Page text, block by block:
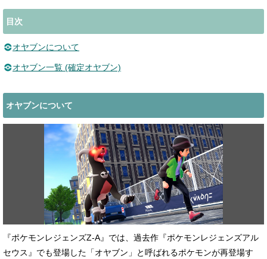
目次
オヤブンについて
オヤブン一覧 (確定オヤブン)
オヤブンについて
『ポケモンレジェンズZ-A』では、過去作『ポケモンレジェンズアル
セウス』でも登場した「オヤブン」と呼ばれるポケモンが再登場す